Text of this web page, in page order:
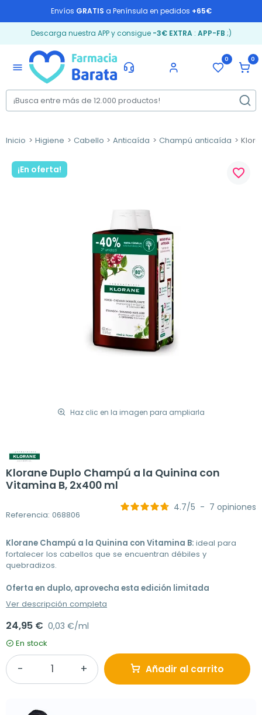
Envíos GRATIS a Península en pedidos +65€
Descarga nuestra APP y consigue -3€ EXTRA: APP-FB ;)
menu
0 0
Inicio Higiene Cabello Anticaída Champú anticaída
¡En oferta!
Haz clic en la imagen para ampliarla
favorite_border
Klorane Duplo Champú a la Quinina con
Vitamina B, 2x400 ml
Referencia: 068806
4.7/5 - 7 opiniones
Klorane Champú a la Quinina con Vitamina B: ideal para
fortalecer los cabellos que se encuentran débiles y
quebradizos.
Oferta en duplo, aprovecha esta edición limitada
Ver descripción completa
24,95 € 0,03 €/ml
En stock
Añadir al carrito